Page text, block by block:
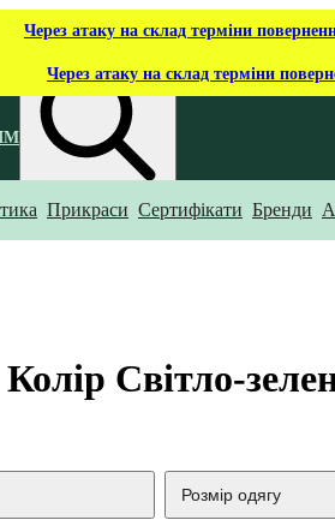
Через атаку на склад терміни
Через атаку на склад терміни
Що ти шукаєш?
Прикраси Сертифікати Бренди
Світло-
Розмір одягу